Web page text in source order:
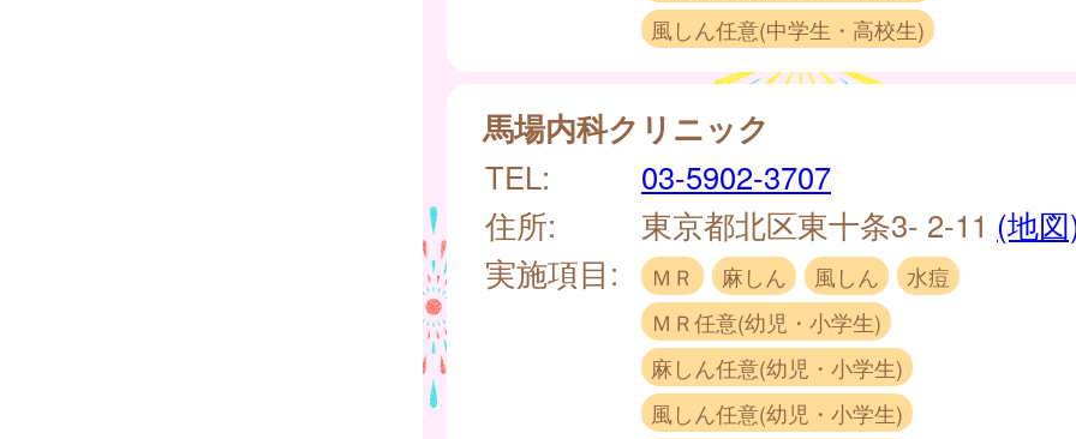
風しん任意(中学生・高校生)
馬場内科クリニック
TEL:
03-5902-3707
住所:
東京都北区東十条3- 2-11 (地
実施項目:
ＭＲ 麻しん 風しん
水痘
ＭＲ任意(幼児・小学生)
麻しん任意(幼児・小学生)
風しん任意(幼児・小学生)